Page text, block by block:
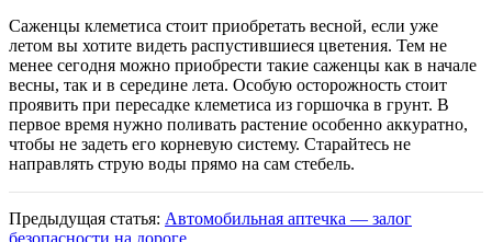
Саженцы клеметиса стоит приобретать весной, если уже
летом вы хотите видеть распустившиеся цветения. Тем не
менее сегодня можно приобрести такие саженцы как в начале
весны, так и в середине лета. Особую осторожность стоит
проявить при пересадке клеметиса из горшочка в грунт. В
первое время нужно поливать растение особенно аккуратно,
чтобы не задеть его корневую систему. Старайтесь не
направлять струю воды прямо на сам стебель.
Предыдущая статья: Автомобильная аптечка — залог